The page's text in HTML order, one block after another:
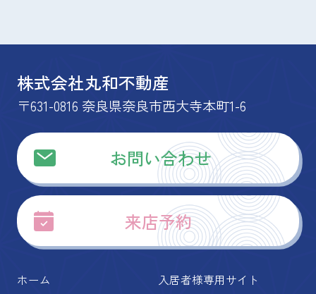
株式会社丸和不動産
〒631-0816 奈良県奈良市西大寺本町1-6
お問い合わせ
来店予約
ホーム
入居者様専用サイト